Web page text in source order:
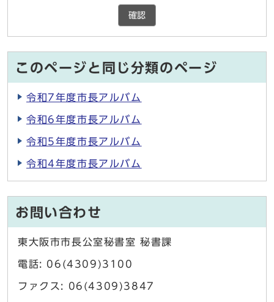
確認
このページと同じ分類のページ
令和7年度市長アルバム
令和6年度市長アルバム
令和5年度市長アルバム
令和4年度市長アルバム
お問い合わせ
東大阪市市長公室秘書室 秘書課
電話: 06(4309)3100
ファクス: 06(4309)3847